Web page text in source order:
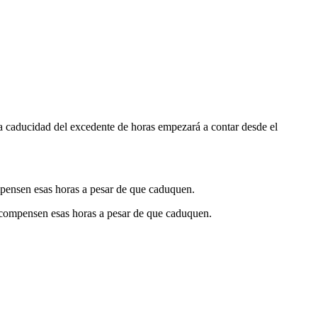
caducidad del excedente de horas empezará a contar desde el
esas horas a pesar de que caduquen.
esas horas a pesar de que caduquen.